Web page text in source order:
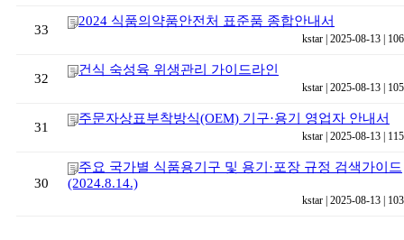
33
2024 식품의약품안전처 표준품 종합안내서
kstar | 2025-08-13 | 106
32
건식 숙성육 위생관리 가이드라인
kstar | 2025-08-13 | 105
31
주문자상표부착방식(OEM) 기구·용기 영업자 안내서
kstar | 2025-08-13 | 115
30
주요 국가별 식품용기구 및 용기·포장 규정 검색가이드
(2024.8.14.)
kstar | 2025-08-13 | 103